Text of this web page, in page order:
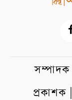
প্রকাশক